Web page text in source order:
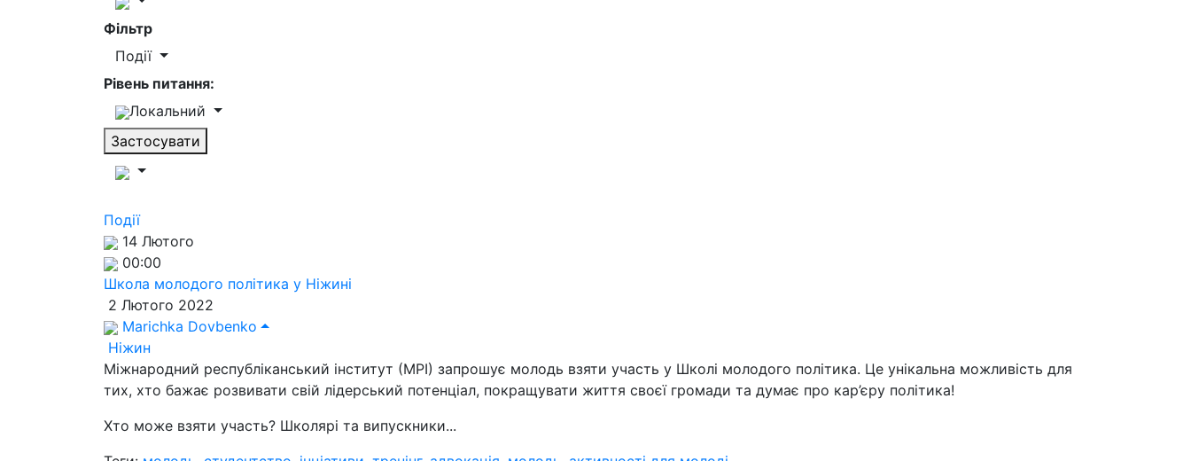
Фільтр
Події
Рівень питання:
Локальний
Застосувати
Події
14 Лютого
00:00
Школа молодого політика у Ніжині
2 Лютого 2022
Marichka Dovbenko
Ніжин
Міжнародний республіканський інститут (МРІ) запрошує молодь взяти участь у Школі молодого політика. Це унікальна можливість для
тих, хто бажає розвивати свій лідерський потенціал, покращувати життя своєї громади та думає про кар’єру політика!
Хто може взяти участь? Школярі та випускники...